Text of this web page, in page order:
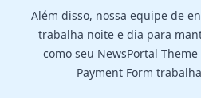
Além disso, nossa equipe de
trabalha noite e dia para
como seu NewsPortal Theme
Payment Form